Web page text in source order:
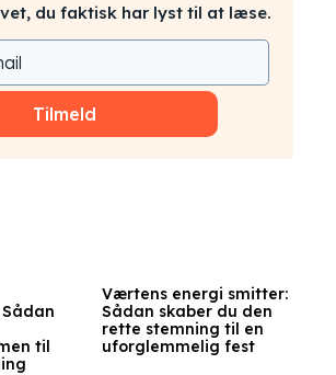
du faktisk har lyst til at læse.
Tilmeld
til
Værtens energi smitter:
Sådan skaber du den
rette stemning til en
uforglemmelig fest